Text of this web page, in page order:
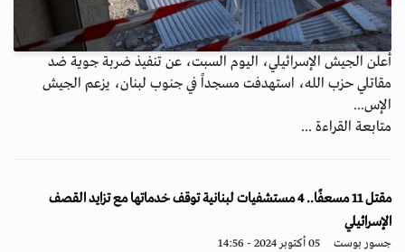
أعلن الجيش الإسرائيلي، اليوم السبت، عن تنفيذ ضربة جوية ضد
مقاتلي حزب الله، استهدفت مسجداً في جنوب لبنان، يزعم الجيش
الإس...
متابعة القراءة ...
مقتل 11 مسعفًا.. 4 مستشفيات لبنانية توقف خدماتها مع تزايد القصف
الإسرائيلي
جسور بوست 05 أكتوبر 2024 - 14:56